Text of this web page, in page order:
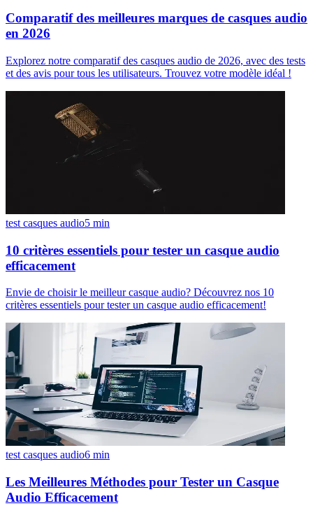
Comparatif des meilleures marques de casques audio
en 2026
Explorez notre comparatif des casques audio de 2026, avec des tests
et des avis pour tous les utilisateurs. Trouvez votre modèle idéal !
test casques audio5 min
10 critères essentiels pour tester un casque audio
efficacement
Envie de choisir le meilleur casque audio? Découvrez nos 10
critères essentiels pour tester un casque audio efficacement!
test casques audio6 min
Les Meilleures Méthodes pour Tester un Casque
Audio Efficacement